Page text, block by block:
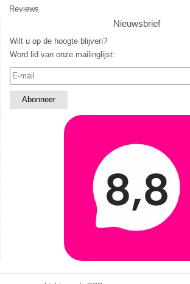
Reviews
Nieuwsbrief
Wilt u op de hoogte blijven?
Word lid van onze mailinglijst: